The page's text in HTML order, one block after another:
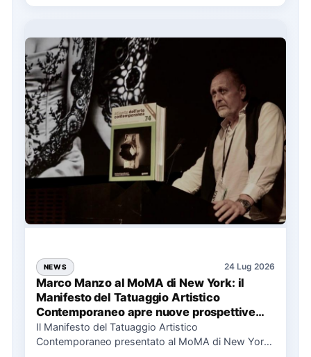
NEWS 24 Lug 2026
Marco Manzo al MoMA di New York: il
Manifesto del Tatuaggio Artistico
Contemporaneo apre nuove prospettive
per il collezionismo
Il Manifesto del Tatuaggio Artistico
Contemporaneo presentato al MoMA di New York